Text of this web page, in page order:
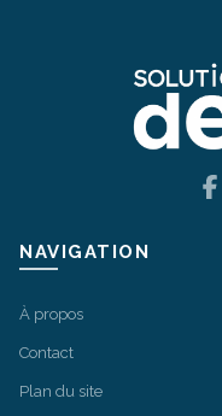
NAVIGATION
À propos
Contact
Plan du site